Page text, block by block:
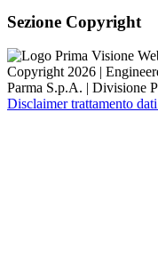
Sezione Copyright
Copyright 2026 |
Parma S.p.A. | Divisione
Disclaimer trattamento